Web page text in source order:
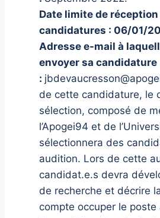
Date limite de réception
candidatures : 06/01/
Adresse e-mail à
envoyer sa candidature
:
de cette candidature, le
sélection, composé de
l’Apogei94 et de
sélectionnera des
audition. Lors de cette
candidat.e.s devra
de recherche et décrire
compte occuper le poste